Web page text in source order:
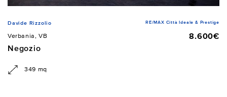
Davide Rizzolio RE/MAX Città Ideale & Prestige
Verbania, VB
8.600€
Negozio
349 mq